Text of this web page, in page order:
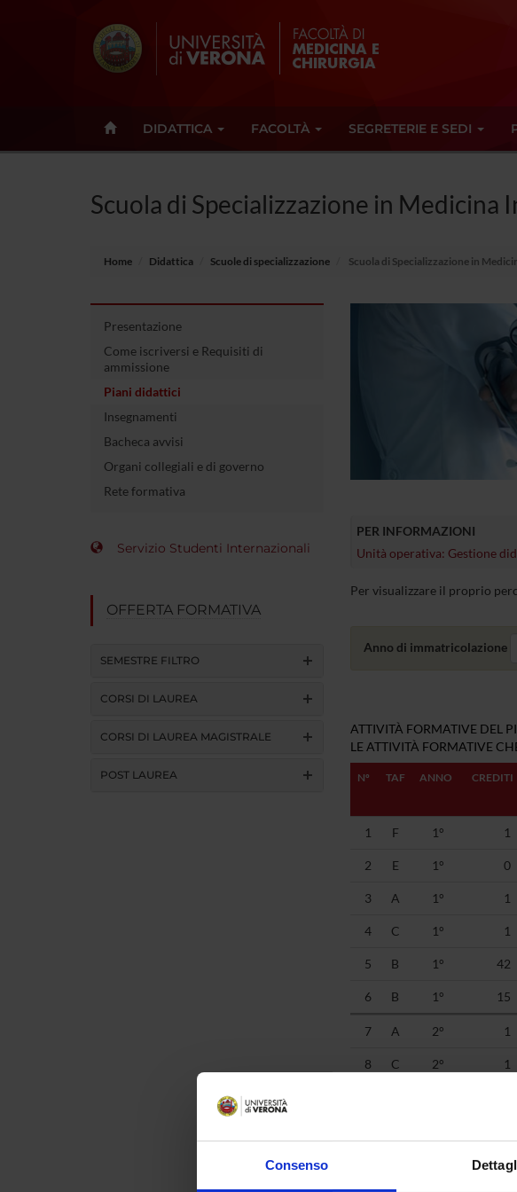
Consenso
DIDATTICA FACOLTÀ SEGRETERIE E SEDI
Scuola di Specializzazione in Medicina
Home Didattica Scuole di specializzazione Scuola di Specializzazione in
Presentazione
Come iscriversi e Requisiti di
ammissione
Piani didattici
Insegnamenti
Bacheca avvisi
Organi collegiali e di governo
Rete formativa
Servizio Studenti Internazionali
OFFERTA FORMATIVA
SEMESTRE FILTRO
CORSI DI LAUREA
CORSI DI LAUREA MAGISTRALE
POST LAUREA
PER INFORMAZIONI
Unità operativa: Gestione
Per visualizzare il proprio
Anno di immatricolazione
ATTIVITÀ FORMATIVE DEL
LE ATTIVITÀ FORMATIVE
Nº TAF ANNO CREDITI
1 F 1° 1
2 E 1° 0
3 A 1° 1
4 C 1° 1
5 B 1° 42
6 B 1° 15
7 A 2° 1
8 C 2° 1
57